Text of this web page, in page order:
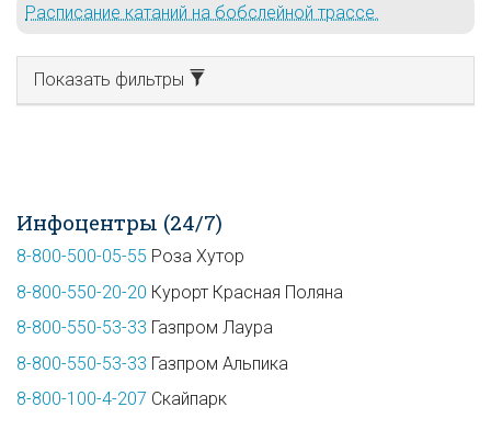
Расписание катаний на бобслейной трассе.
Показать фильтры
Инфоцентры (24/7)
8-800-500-05-55 Роза Хутор
8-800-550-20-20 Курорт Красная Поляна
8-800-550-53-33 Газпром Лаура
8-800-550-53-33 Газпром Альпика
8-800-100-4-207 Скайпарк